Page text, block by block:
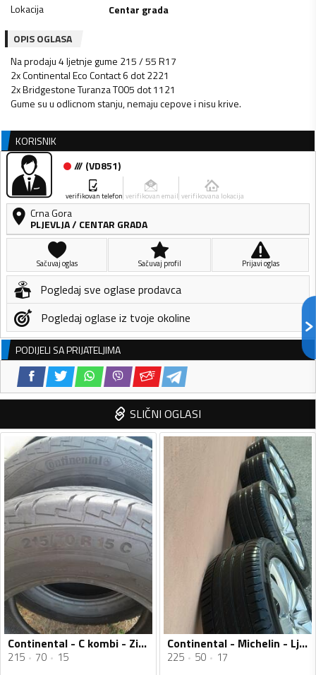
Lokacija
Centar grada
OPIS OGLASA
Na prodaju 4 ljetnje gume 215 / 55 R17
2x Continental Eco Contact 6 dot 2221
2x Bridgestone Turanza T005 dot 1121
KORISNIK
/// (VD851)
verifikovan telefon verifikovan email verifikovana lokacija
Crna Gora
PLJEVLJA/ CENTAR GRADA
Sačuvaj oglas Sačuvaj profil Prijavi oglas
Pogledaj sve oglase prodavca
Pogledaj oglase iz tvoje okoline
PODIJELI SA PRIJATELJIMA
SLIČNI OGLASI
Continental - C kombi - Zimska guma
215 70 15
Continental - Michelin - Ljetnja guma
225 50 17